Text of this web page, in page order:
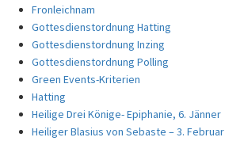
Fronleichnam
Gottesdienstordnung Hatting
Gottesdienstordnung Inzing
Gottesdienstordnung Polling
Green Events-Kriterien
Hatting
Heilige Drei Könige- Epiphanie, 6. Jänner
Heiliger Blasius von Sebaste – 3. Februar